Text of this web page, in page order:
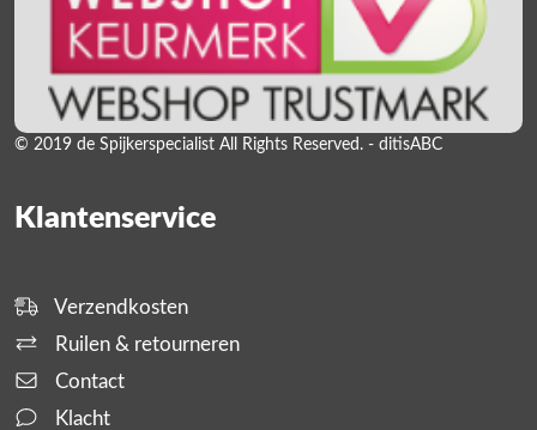
© 2019 de Spijkerspecialist All Rights Reserved. - ditisABC
Klantenservice
Verzendkosten
Ruilen & retourneren
Contact
Klacht